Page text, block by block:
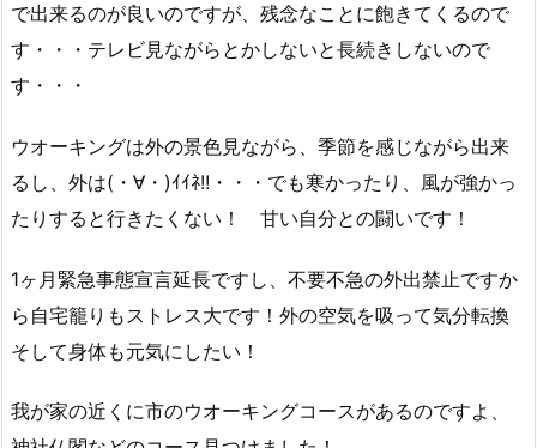
で出来るのが良いのですが、残念なことに飽きてくるので
す・・・テレビ見ながらとかしないと長続きしないので
す・・・
ウオーキングは外の景色見ながら、季節を感じながら出来
るし、外は(・∀・)ｲｲﾈ!!・・・でも寒かったり、風が強かっ
たりすると行きたくない！ 甘い自分との闘いです！
1ヶ月緊急事態宣言延長ですし、不要不急の外出禁止ですか
ら自宅籠りもストレス大です！外の空気を吸って気分転換
そして身体も元気にしたい！
我が家の近くに市のウオーキングコースがあるのですよ、